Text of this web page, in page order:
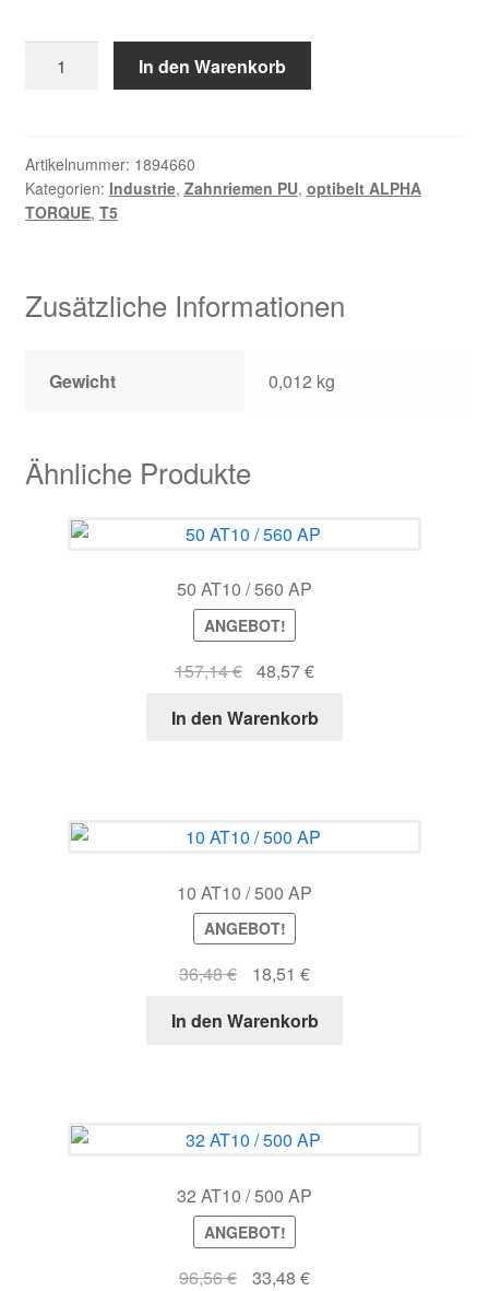
Warenkorb
Zahlungsarten
Menge
In den Warenkorb
Artikelnummer: 1894660
Kategorien: Industrie, Zahnriemen PU, optibelt ALPHA
TORQUE, T5
Zusätzliche Informationen
Gewicht 0,012 kg
Ähnliche Produkte
50 AT10 / 560 AP
ANGEBOT!
157,14€ Ursprünglicher
war:
48,57€Aktueller
ist:
In den Warenkorb
10 AT10 / 500 AP
ANGEBOT!
36,48€
Ursprünglicher
war:
18,51 €Aktueller
ist:
In den Warenkorb
32 AT10 / 500 AP
ANGEBOT!
96,56€
Ursprünglicher
33,48 €Aktueller